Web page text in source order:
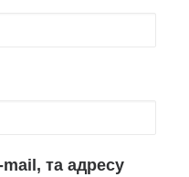
та адресу